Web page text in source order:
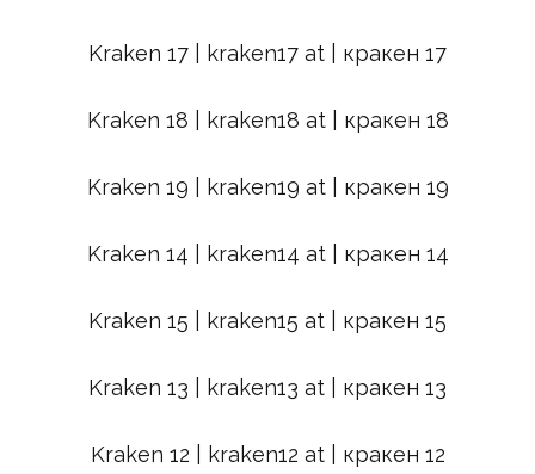
Kraken 17 | kraken17 at | кракен 17
Kraken 18 | kraken18 at | кракен 18
Kraken 19 | kraken19 at | кракен 19
Kraken 14 | kraken14 at | кракен 14
Kraken 15 | kraken15 at | кракен 15
Kraken 13 | kraken13 at | кракен 13
Kraken 12 | kraken12 at | кракен 12